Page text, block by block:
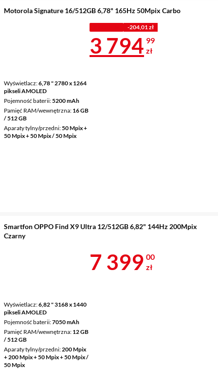
Motorola Signature 16/512GB 6,78" 165Hz 50Mpix Carbo
Wyświetlacz 6,78 " 2780 x 1264
pikseli AMOLED
Pojemność baterii 5200 mAh
Pamięć RAM/wewnętrzna 16 GB
/ 512 GB
Aparaty tylny/przedni 50 Mpix +
50 Mpix + 50 Mpix / 50 Mpix
-204,01 zł
Cena 3
3 794 99
zł
Smartfon OPPO Find X9 Ultra 12/512GB 6,82" 144Hz 200Mpix
Czarny
Wyświetlacz 6,82 " 3168 x 1440
pikseli AMOLED
Pojemność baterii 7050 mAh
Pamięć RAM/wewnętrzna 12 GB
/ 512 GB
Aparaty tylny/przedni 200 Mpix
+ 200 Mpix + 50 Mpix + 50 Mpix /
50 Mpix
Cena 7 399 zł
7 399 00
zł